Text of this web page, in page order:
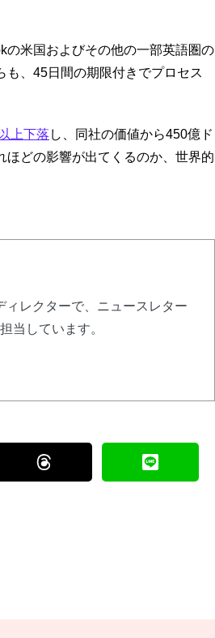
の米国およびその他の一部英語圏の
も、45日間の期限付きでプロセス
上下落 し、同社の価値から450億ド
ほどの影響が出てくるのか、世界的
ィレクターで、ニュースレター
当しています。